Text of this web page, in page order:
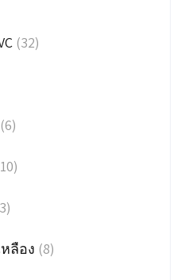
(32)
(6)
ลือง (8)